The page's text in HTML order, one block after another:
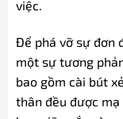
việc.
Để phá vỡ sự đơn
một sự tương
bao gồm cài bút
thân đều được